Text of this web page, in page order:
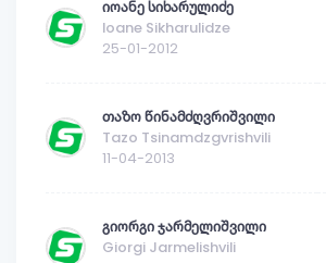
იოანე სიხარულიძე
Ioane Sikharulidze
25-01-2012
თაზო წინამძღვრიშვილი
Tazo Tsinamdzgvrishvili
11-04-2013
გიორგი ჯარმელიშვილი
Giorgi Jarmelishvili